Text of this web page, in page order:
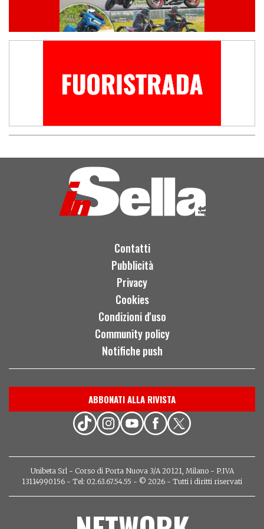
Contatti
Pubblicità
Privacy
Cookies
Condizioni d'uso
Community policy
Notifiche push
ABBONATI ALLA RIVISTA
Unibeta Srl - Corso di Porta Nuova 3/A 20121, Milano - P.IVA
13114990156 - Tel: 02.63.67.54.55 - © 2026 - Tutti i diritti riservati